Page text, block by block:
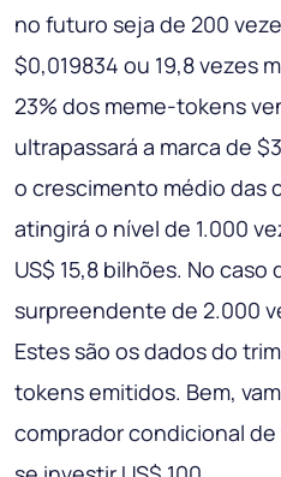
no futuro seja de 200
$0,019834 ou 19,8 vezes
23% dos meme-tokens
ultrapassará a marca de
o crescimento médio das
atingirá o nível de 1.000
US$ 15,8 bilhões. No
surpreendente de 2.000
Estes são os dados do
tokens emitidos. Bem,
comprador condicional